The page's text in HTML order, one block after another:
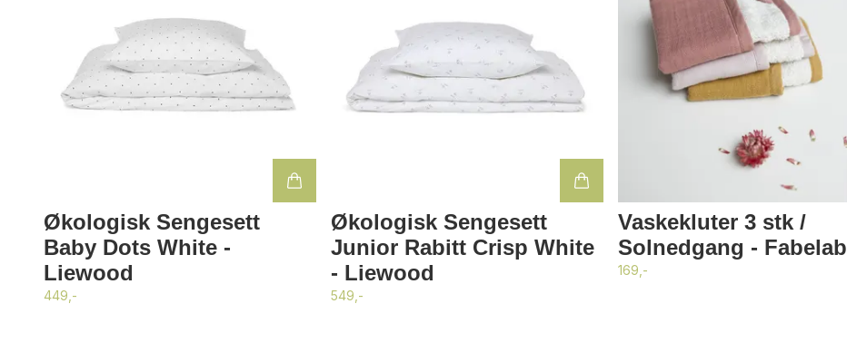
Økologisk Sengesett
Baby Dots White -
Liewood
449,-
Økologisk Sengesett
Junior Rabitt Crisp White
- Liewood
549,-
Vaskekluter 3 stk /
Solnedgang - Fabelab
169,-